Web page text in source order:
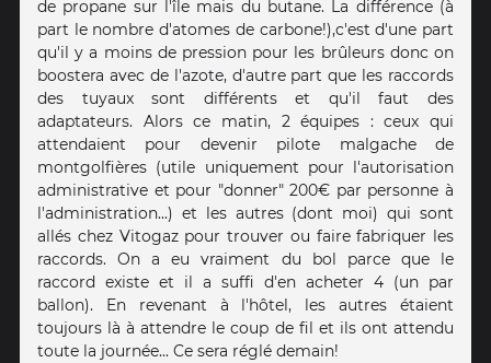
de propane sur l'île mais du butane. La différence (à
part le nombre d'atomes de carbone!),c'est d'une part
qu'il y a moins de pression pour les brûleurs donc on
boostera avec de l'azote, d'autre part que les raccords
des tuyaux sont différents et qu'il faut des
adaptateurs. Alors ce matin, 2 équipes : ceux qui
attendaient pour devenir pilote malgache de
montgolfières (utile uniquement pour l'autorisation
administrative et pour "donner" 200€ par personne à
l'administration...) et les autres (dont moi) qui sont
allés chez Vitogaz pour trouver ou faire fabriquer les
raccords. On a eu vraiment du bol parce que le
raccord existe et il a suffi d'en acheter 4 (un par
ballon). En revenant à l'hôtel, les autres étaient
toujours là à attendre le coup de fil et ils ont attendu
toute la journée... Ce sera réglé demain!